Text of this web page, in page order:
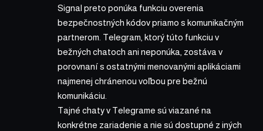
Signal preto ponúka funkciu overenia
bezpečnostných kódov priamo s komunikačným
partnerom. Telegram, ktorý túto funkciu v
bežných chatoch ani neponúka, zostáva v
porovnaní s ostatnými menovanými aplikáciami
najmenej chránenou voľbou pre bežnú
komunikáciu.
Tajné chaty v Telegrame sú viazané na
konkrétne zariadenie a nie sú dostupné z iných